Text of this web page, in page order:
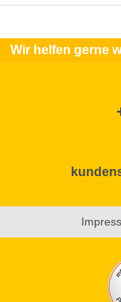
Wir helfen gerne